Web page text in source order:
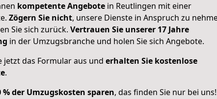
kompetente Angebote in Reutlingen mit einer
Zögern Sie nicht, unsere Dienste in Anspruch zu
Sie sich zurück. Vertrauen Sie unserer 17 Jahre
in der Umzugsbranche und holen Sie sich Angebote.
jetzt das Formular aus und erhalten Sie kostenlose
.
% der Umzugskosten sparen, das finden Sie nur bei uns!